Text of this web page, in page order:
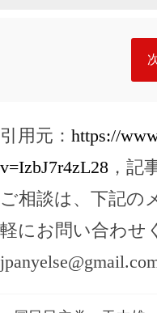
引用元： https://
v=IzbJ7r4zL28 ，記
ご相談は、下記の
軽にお問い合わせ